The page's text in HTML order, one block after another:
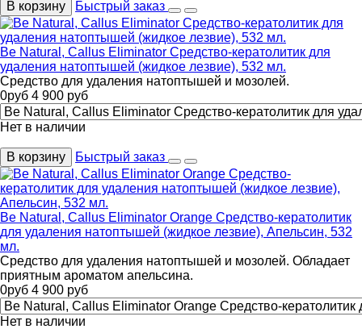
В корзину Быстрый заказ
Be Natural, Callus Eliminator Средство-кератолитик для
удаления натоптышей (жидкое лезвие), 532 мл.
Средство для удаления натоптышей и мозолей.
0руб 4 900 руб
Нет в наличии
В корзину Быстрый заказ
Be Natural, Callus Eliminator Orange Средство-кератолитик
для удаления натоптышей (жидкое лезвие), Апельсин, 532
мл.
Средство для удаления натоптышей и мозолей. Обладает
приятным ароматом апельсина.
0руб 4 900 руб
Нет в наличии